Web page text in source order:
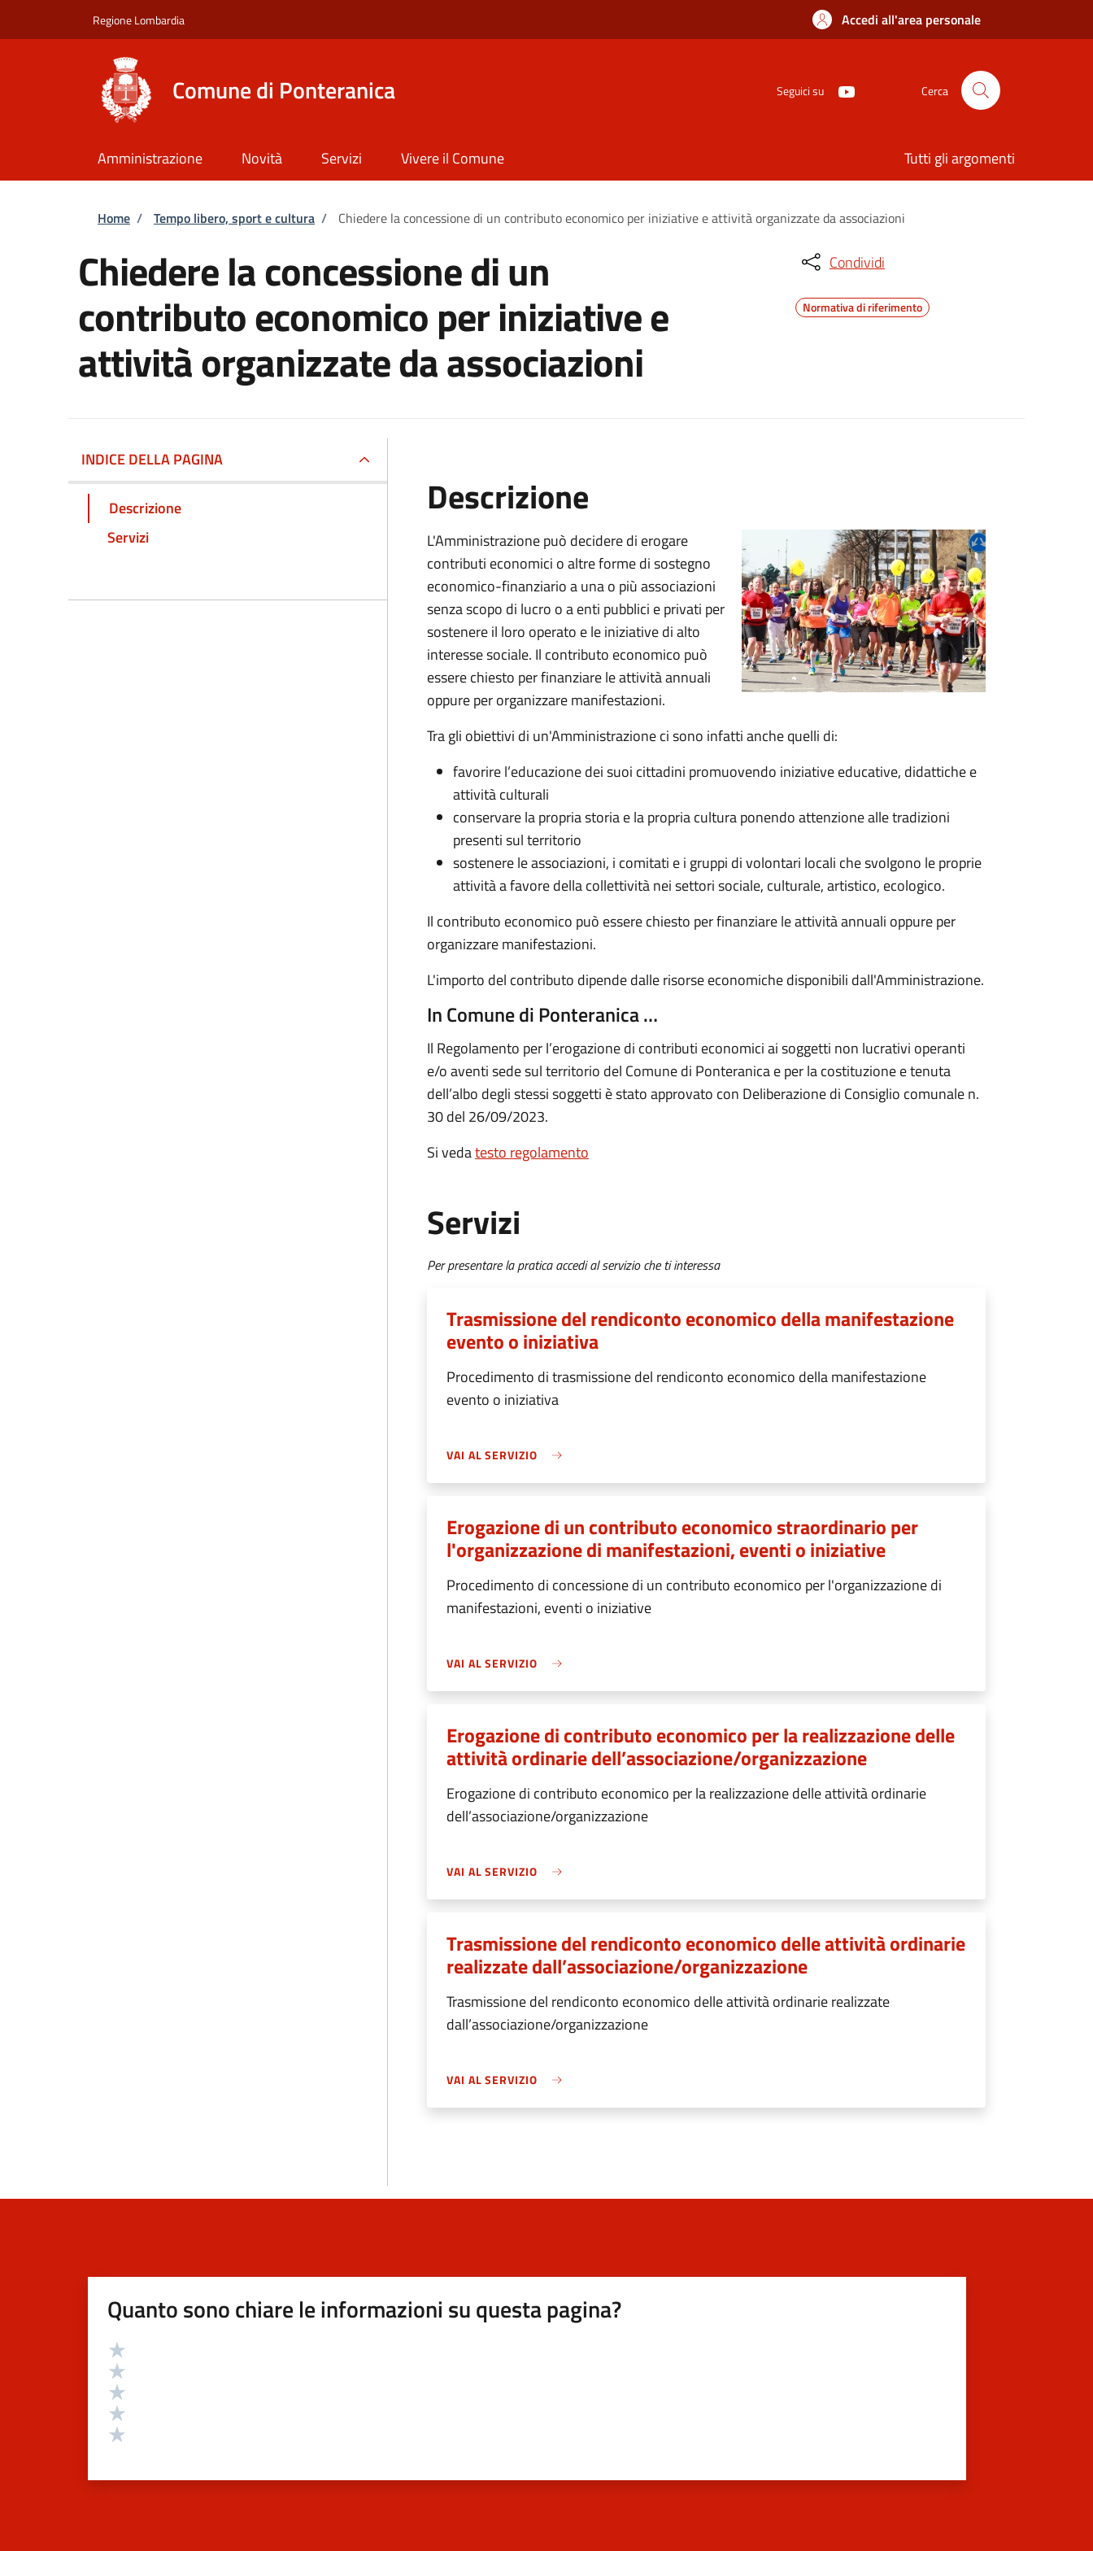
Regione Lombardia Accedi all'area personale
Comune di Ponteranica Seguici su Cerca
Amministrazione Novità Servizi Vivere il Comune Tutti gli argomenti
Briciole di pane
Home / Tempo libero, sport e cultura / Chiedere la concessione di un contributo economico per iniziative e attività organizzate da associazioni
Chiedere la concessione di un
contributo economico per iniziative e
attività organizzate da associazioni
Condividi
Normativa di riferimento
INDICE DELLA PAGINA
Descrizione
Servizi
Descrizione
L'Amministrazione può decidere di erogare
contributi economici o altre forme di sostegno
economico-finanziario a una o più associazioni
senza scopo di lucro o a enti pubblici e privati per
sostenere il loro operato e le iniziative di alto
interesse sociale. Il contributo economico può
essere chiesto per finanziare le attività annuali
oppure per organizzare manifestazioni.
Tra gli obiettivi di un'Amministrazione ci sono infatti anche quelli di:
favorire l’educazione dei suoi cittadini promuovendo iniziative educative, didattiche e
attività culturali
conservare la propria storia e la propria cultura ponendo attenzione alle tradizioni
presenti sul territorio
sostenere le associazioni, i comitati e i gruppi di volontari locali che svolgono le proprie
attività a favore della collettività nei settori sociale, culturale, artistico, ecologico.
Il contributo economico può essere chiesto per finanziare le attività annuali oppure per
organizzare manifestazioni.
L'importo del contributo dipende dalle risorse economiche disponibili dall'Amministrazione.
In Comune di Ponteranica …
Il Regolamento per l’erogazione di contributi economici ai soggetti non lucrativi operanti
e/o aventi sede sul territorio del Comune di Ponteranica e per la costituzione e tenuta
dell’albo degli stessi soggetti è stato approvato con Deliberazione di Consiglio comunale n.
30 del 26/09/2023.
Si vedatesto regolamento
Servizi
Per presentare la pratica accedi al servizio che ti interessa
Trasmissione del rendiconto economico della manifestazione
evento o iniziativa
Procedimento di trasmissione del rendiconto economico della manifestazione
evento o iniziativa
VAI AL SERVIZIO
Erogazione di un contributo economico straordinario per
l'organizzazione di manifestazioni, eventi o iniziative
Procedimento di concessione di un contributo economico per l'organizzazione di
manifestazioni, eventi o iniziative
VAI AL SERVIZIO
Erogazione di contributo economico per la realizzazione delle
attività ordinarie dell’associazione/organizzazione
Erogazione di contributo economico per la realizzazione delle attività ordinarie
dell’associazione/organizzazione
VAI AL SERVIZIO
Trasmissione del rendiconto economico delle attività ordinarie
realizzate dall’associazione/organizzazione
Trasmissione del rendiconto economico delle attività ordinarie realizzate
dall’associazione/organizzazione
VAI AL SERVIZIO
Quanto sono chiare le informazioni su questa pagina?
Valutazione